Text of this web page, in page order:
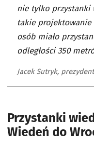
nie tylko przystanki
takie
osób miało
odległości 350
Jacek Sutryk,
Przystanki
Wiedeń do